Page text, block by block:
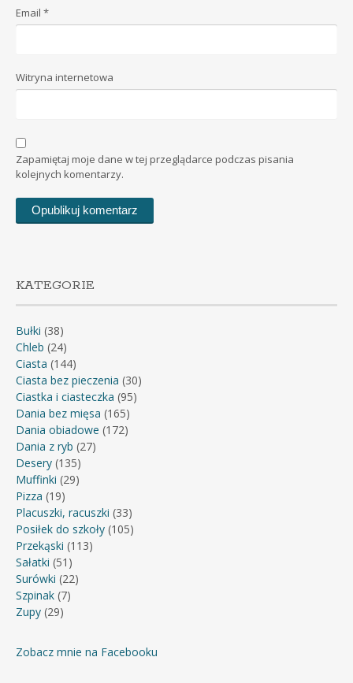
Email *
Witryna internetowa
Zapamiętaj moje dane w tej przeglądarce podczas pisania
kolejnych komentarzy.
KATEGORIE
Bułki (38)
Chleb (24)
Ciasta (144)
Ciasta bez pieczenia (30)
Ciastka i ciasteczka (95)
Dania bez mięsa (165)
Dania obiadowe (172)
Dania z ryb (27)
Desery (135)
Muffinki (29)
Pizza (19)
Placuszki, racuszki (33)
Posiłek do szkoły (105)
Przekąski (113)
Sałatki (51)
Surówki (22)
Szpinak (7)
Zupy (29)
Zobacz mnie na Facebooku